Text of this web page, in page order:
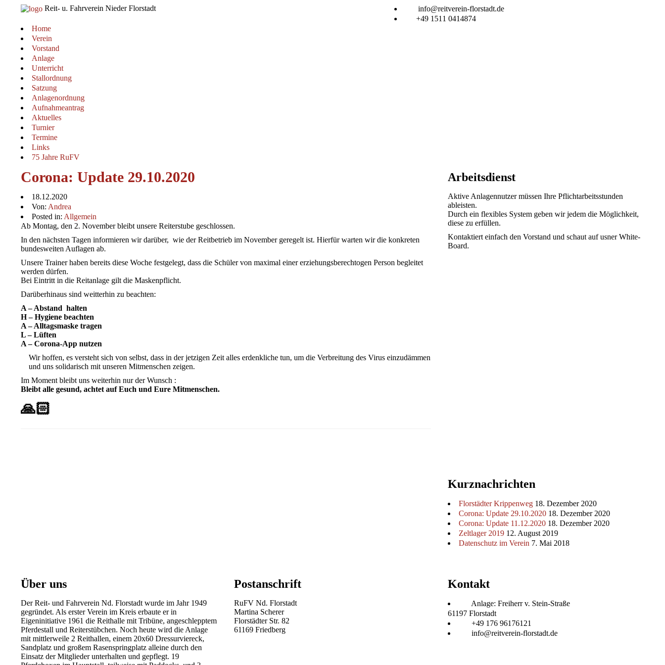
Reit- u. Fahrverein Nieder Florstadt
info@reitverein-florstadt.de
+49 1511 0414874
Home
Verein
Vorstand
Anlage
Unterricht
Stallordnung
Satzung
Anlagenordnung
Aufnahmeantrag
Aktuelles
Turnier
Termine
Links
75 Jahre RuFV
Corona: Update 29.10.2020
18.12.2020
Von: Andrea
Posted in: Allgemein
Ab Montag, den 2. November bleibt unsere Reiterstube geschlossen.
In den nächsten Tagen informieren wir darüber, wie der Reitbetrieb im November geregelt ist. Hierfür warten wir die konkreten
bundesweiten Auflagen ab.
Unsere Trainer haben bereits diese Woche festgelegt, dass die Schüler von maximal einer erziehungsberechtogen Person begleitet
werden dürfen.
Bei Eintritt in die Reitanlage gilt die Maskenpflicht.
Darüberhinaus sind weitterhin zu beachten:
A – Abstand halten
H – Hygiene beachten
A – Alltagsmaske tragen
L – Lüften
A – Corona-App nutzen
Wir hoffen, es versteht sich von selbst, dass in der jetzigen Zeit alles erdenkliche tun, um die Verbreitung des Virus einzudämmen
und uns solidarisch mit unseren Mitmenschen zeigen.
Im Moment bleibt uns weiterhin nur der Wunsch :
Bleibt alle gesund, achtet auf Euch und Eure Mitmenschen.
🙏🏻
Arbeitsdienst
Aktive Anlagennutzer müssen Ihre Pflichtarbeitsstunden
ableisten.
Durch ein flexibles System geben wir jedem die Möglichkeit,
diese zu erfüllen.
Kontaktiert einfach den Vorstand und schaut auf usner White-
Board.
Kurznachrichten
Florstädter Krippenweg 18. Dezember 2020
Corona: Update 29.10.2020 18. Dezember 2020
Corona: Update 11.12.2020 18. Dezember 2020
Zeltlager 2019 12. August 2019
Datenschutz im Verein 7. Mai 2018
Über uns
Der Reit- und Fahrverein Nd. Florstadt wurde im Jahr 1949
gegründet. Als erster Verein im Kreis erbaute er in
Eigeninitiative 1961 die Reithalle mit Tribüne, angeschlepptem
Pferdestall und Reiterstübchen. Noch heute wird die Anlage
mit mittlerweile 2 Reithallen, einem 20x60 Dressurviereck,
Sandplatz und großem Rasenspringplatz alleine durch den
Einsatz der Mitglieder unterhalten und gepflegt. 19
Postanschrift
RuFV Nd. Florstadt
Martina Scherer
Florstädter Str. 82
61169 Friedberg
Kontakt
Anlage: Freiherr v. Stein-Straße
61197 Florstadt
+49 176 96176121
info@reitverein-florstadt.de